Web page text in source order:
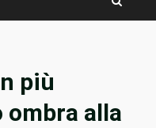
più
alla